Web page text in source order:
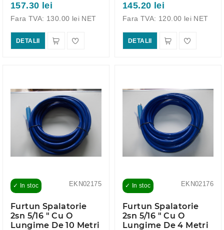
157.30 lei
Fara TVA: 130.00 lei NET
DETALII
145.20 lei
Fara TVA: 120.00 lei NET
DETALII
EKN02175
✓ In stoc
Furtun Spalatorie
2sn 5/16 " Cu O
Lungime De 10 Metri
EKN02176
✓ In stoc
Furtun Spalatorie
2sn 5/16 " Cu O
Lungime De 4 Metri